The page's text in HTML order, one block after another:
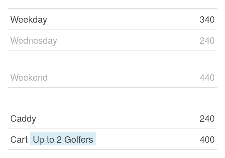
Weekday
340
Wednesday
240
Weekend 440
Caddy
240
Cart Up to 2 Golfers 400